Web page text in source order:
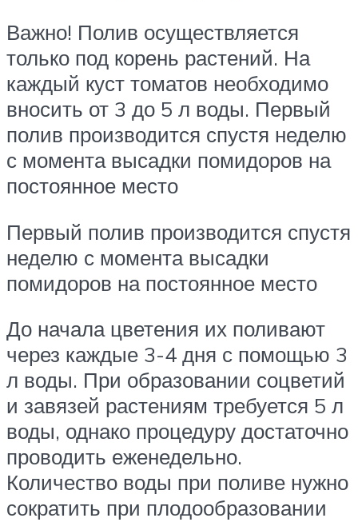
Важно! Полив осуществляется
только под корень растений. На
каждый куст томатов необходимо
вносить от 3 до 5 л воды. Первый
полив производится спустя неделю
с момента высадки помидоров на
постоянное место
Первый полив производится спустя
неделю с момента высадки
помидоров на постоянное место
До начала цветения их поливают
через каждые 3-4 дня с помощью 3
л воды. При образовании соцветий
и завязей растениям требуется 5 л
воды, однако процедуру достаточно
проводить еженедельно.
Количество воды при поливе нужно
сократить при плодообразовании